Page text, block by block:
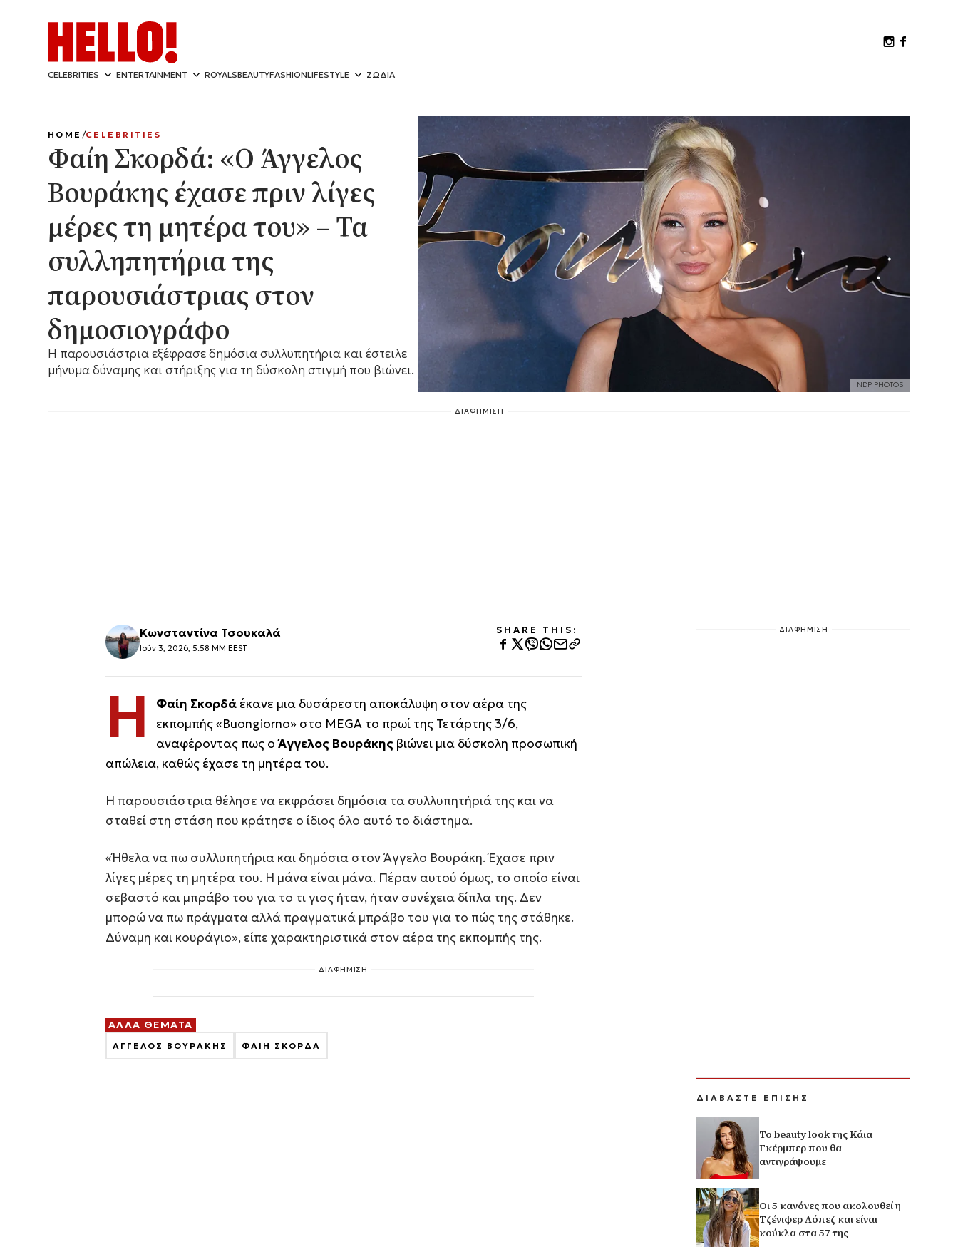
CELEBRITIES ENTERTAINMENT ROYALSBEAUTYFASHIONLIFESTYLE ΖΩΔΙΑ
NDP PHOTOS
HOME CELEBRITIES
Φαίη Σκορδά: «Ο Άγγελος
Βουράκης έχασε πριν λίγες
μέρες τη μητέρα του» – Τα
συλληπητήρια της
παρουσιάστριας στον
δημοσιογράφο
Η παρουσιάστρια εξέφρασε δημόσια συλλυπητήρια και έστειλε
μήνυμα δύναμης και στήριξης για τη δύσκολη στιγμή που βιώνει.
ΔΙΑΦΗΜΙΣΗ
Κωνσταντίνα Τσουκαλά
Ιούν 3, 2026, 5:58 ΜΜ EEST
SHARE THIS:
Η Φαίη Σκορδάέκανε μια δυσάρεστη αποκάλυψη στον αέρα της
εκπομπής «Buongiorno» στο MEGA το πρωί της Τετάρτης 3/6,
αναφέροντας πως οΆγγελος Βουράκης βιώνει μια δύσκολη προσωπική
απώλεια, καθώς έχασε τη μητέρα του.
Η παρουσιάστρια θέλησε να εκφράσει δημόσια τα συλλυπητήριά της και να
σταθεί στη στάση που κράτησε ο ίδιος όλο αυτό το διάστημα.
«Ήθελα να πω συλλυπητήρια και δημόσια στον Άγγελο Βουράκη. Έχασε πριν
λίγες μέρες τη μητέρα του. Η μάνα είναι μάνα. Πέραν αυτού όμως, το οποίο είναι
σεβαστό και μπράβο του για το τι γιος ήταν, ήταν συνέχεια δίπλα της. Δεν
μπορώ να πω πράγματα αλλά πραγματικά μπράβο του για το πώς της στάθηκε.
Δύναμη και κουράγιο», είπε χαρακτηριστικά στον αέρα της εκπομπής της.
ΔΙΑΦΗΜΙΣΗ
ΑΛΛΑ ΘΕΜΑΤΑ
ΑΓΓΕΛΟΣ ΒΟΥΡΑΚΗΣ ΦΑΙΗ ΣΚΟΡΔΑ
ΔΙΑΦΗΜΙΣΗ
ΔΙΑΒΑΣΤΕ ΕΠΙΣΗΣ
Το beauty look της Κάια
Γκέρμπερ που θα
αντιγράψουμε
Οι 5 κανόνες που ακολουθεί η
Τζένιφερ Λόπεζ και είναι
κούκλα στα 57 της